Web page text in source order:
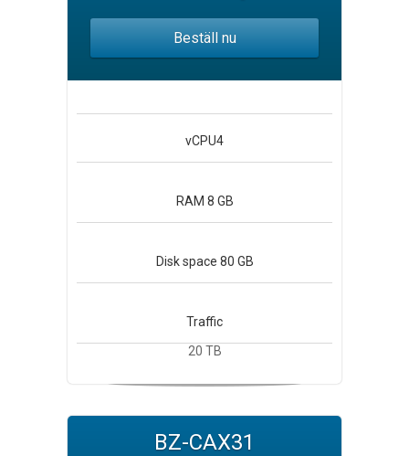
Beställ nu
vCPU4
RAM 8 GB
Disk space 80 GB
Traffic
20 TB
BZ-CAX31